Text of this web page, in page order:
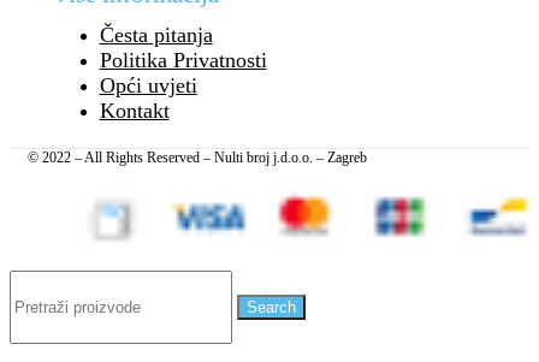
Česta pitanja
Politika Privatnosti
Opći uvjeti
Kontakt
© 2022 – All Rights Reserved – Nulti broj j.d.o.o. – Zagreb
Search